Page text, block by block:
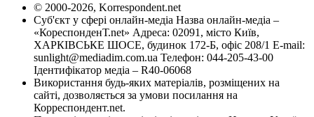
© 2000-2026, Korrespondent.net
Суб'єкт у сфері онлайн-медіа Назва онлайн-медіа –
«КореспонденТ.net» Адреса: 02091, місто Київ,
ХАРКІВСЬКЕ ШОСЕ, будинок 172-Б, офіс 208/1 E-mail:
sunlight@mediadim.com.ua Телефон: 044-205-43-00
Ідентифікатор медіа – R40-06068
Використання будь-яких матеріалів, розміщених на
сайті, дозволяється за умови посилання на
Корреспондент.net.